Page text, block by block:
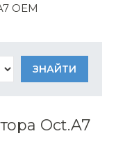
OEM
Oct.A7